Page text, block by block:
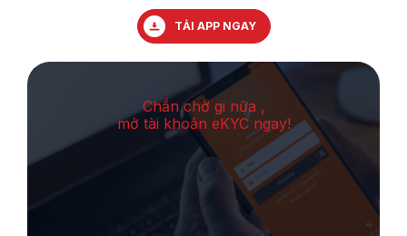
TẢI APP NGAY
Chần chờ gi nữa ,
mở tài khoản eKYC ngay!